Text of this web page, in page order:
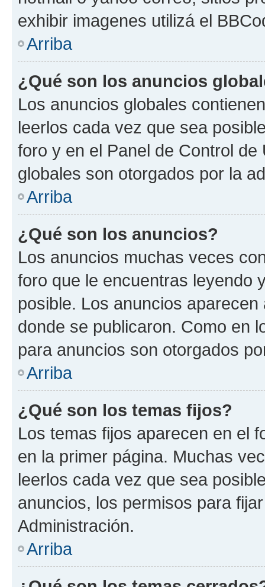
exhibir imagenes utilizá el
Arriba
¿Qué son los anuncios
Los anuncios globales
leerlos cada vez que sea
foro y en el Panel de Control
globales son otorgados por la
Arriba
¿Qué son los anuncios?
Los anuncios muchas veces
foro que le encuentras leyendo
posible. Los anuncios
donde se publicaron. Como en
para anuncios son otorgados
Arriba
¿Qué son los temas fijos?
Los temas fijos aparecen en el
en la primer página. Muchas
leerlos cada vez que sea
anuncios, los permisos para
Administración.
Arriba